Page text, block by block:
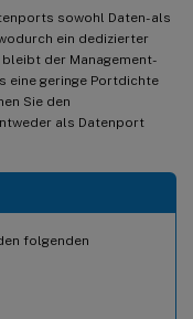
sowohl Daten- als
ein dedizierter
der Management-
eine geringe Portdichte
Sie den
als Datenport
folgenden